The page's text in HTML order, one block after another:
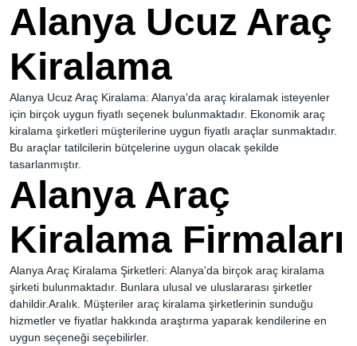
Alanya Ucuz Araç
Kiralama
Alanya Ucuz Araç Kiralama: Alanya'da araç kiralamak isteyenler
için birçok uygun fiyatlı seçenek bulunmaktadır. Ekonomik araç
kiralama şirketleri müşterilerine uygun fiyatlı araçlar sunmaktadır.
Bu araçlar tatilcilerin bütçelerine uygun olacak şekilde
tasarlanmıştır.
Alanya Araç
Kiralama Firmaları
Alanya Araç Kiralama Şirketleri: Alanya'da birçok araç kiralama
şirketi bulunmaktadır. Bunlara ulusal ve uluslararası şirketler
dahildir.Aralık. Müşteriler araç kiralama şirketlerinin sunduğu
hizmetler ve fiyatlar hakkında araştırma yaparak kendilerine en
uygun seçeneği seçebilirler.